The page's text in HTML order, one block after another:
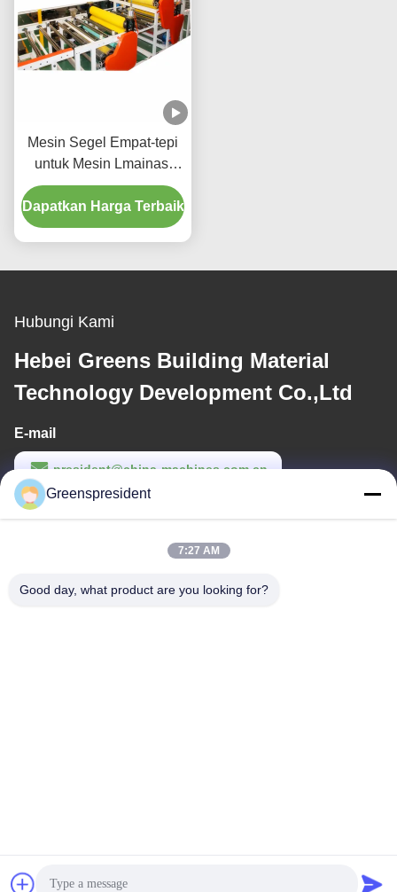
Mesin Segel Empat-tepi
untuk Mesin Lmainasi
Langit-Langit Gipsum
Dapatkan Harga Terbaik
Hubungi Kami
Hebei Greens Building Material
Technology Development Co.,Ltd
E-mail
president@china-machines.com.cn
Waktu Kerja
Kebijakan Privasi
Greenspresident
7:27 AM
Good day, what product are you looking for?